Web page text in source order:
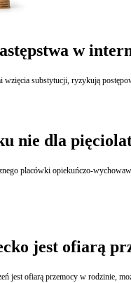
w
substytucji, ryzykują
nie dla
placówki opiekuńczo-
jest ofiarą